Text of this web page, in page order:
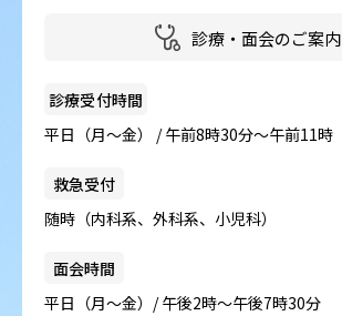
ご意見箱
診療・面会のご案内
診療受付時間
平日（月～金） / 午前8時30分～午前11時
救急受付
随時（内科系、外科系、小児科）
面会時間
平日（月～金）/ 午後2時～午後7時30分